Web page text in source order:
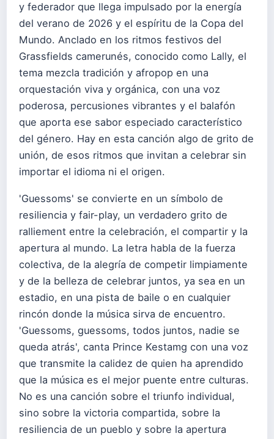
y federador que llega impulsado por la energía
del verano de 2026 y el espíritu de la Copa del
Mundo. Anclado en los ritmos festivos del
Grassfields camerunés, conocido como Lally, el
tema mezcla tradición y afropop en una
orquestación viva y orgánica, con una voz
poderosa, percusiones vibrantes y el balafón
que aporta ese sabor especiado característico
del género. Hay en esta canción algo de grito de
unión, de esos ritmos que invitan a celebrar sin
importar el idioma ni el origen.
'Guessoms' se convierte en un símbolo de
resiliencia y fair-play, un verdadero grito de
ralliement entre la celebración, el compartir y la
apertura al mundo. La letra habla de la fuerza
colectiva, de la alegría de competir limpiamente
y de la belleza de celebrar juntos, ya sea en un
estadio, en una pista de baile o en cualquier
rincón donde la música sirva de encuentro.
'Guessoms, guessoms, todos juntos, nadie se
queda atrás', canta Prince Kestamg con una voz
que transmite la calidez de quien ha aprendido
que la música es el mejor puente entre culturas.
No es una canción sobre el triunfo individual,
sino sobre la victoria compartida, sobre la
resiliencia de un pueblo y sobre la apertura